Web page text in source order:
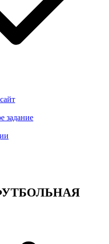
задание